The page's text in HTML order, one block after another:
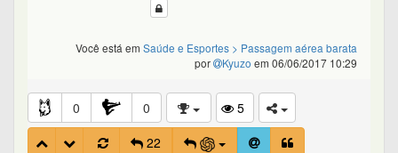
Você está em Saúde e Esportes > Passagem aérea barata
por
Kyuzo em 06/06/2017 10:29
0 0
5
22